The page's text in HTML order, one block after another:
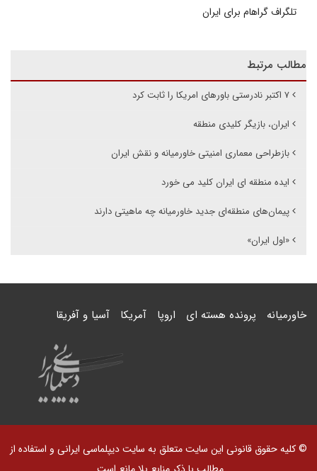
تلگراف گراهام برای ایران
مطالب مرتبط
۷ اکتبر نادرستی باورهای امریکا را ثابت کرد
ایران، بازیگر کلیدی منطقه
بازطراحی معماری امنیتی خاورمیانه و نقش ایران
ایده منطقه ای ایران کلید می خورد
پیمان‌های منطقه‌ای جدید خاورمیانه چه ماهیتی دارند
«اول ایران»
خاورمیانه پرونده هسته ای اروپا آمریکا آسیا و آفریقا
© کلیه حقوق قانونی این سایت متعلق به سایت دیپلماسی ایرانی و استفاده از